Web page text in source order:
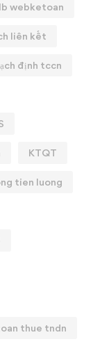
webketoan
liên kết
định tccn
KTQT
tien luong
thue tndn